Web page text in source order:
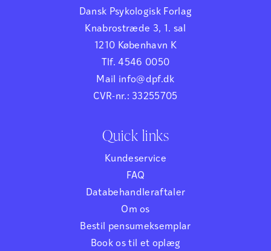
Dansk Psykologisk Forlag
Knabrostræde 3, 1. sal
1210 København K
Tlf. 4546 0050
Mail info@dpf.dk
CVR-nr.: 33255705
Quick links
Kundeservice
FAQ
Databehandleraftaler
Om os
Bestil pensumeksemplar
Book os til et oplæg